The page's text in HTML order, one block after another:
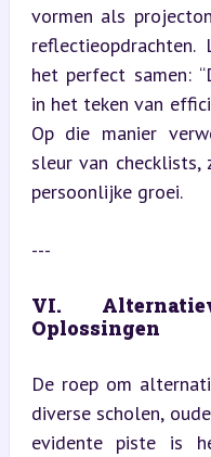
vormen als
het perfect samen:
in het teken van
Op die manier
sleur van checklists,
persoonlijke groei.
---
VI.
Oplossingen
De roep om
diverse scholen,
evidente piste is